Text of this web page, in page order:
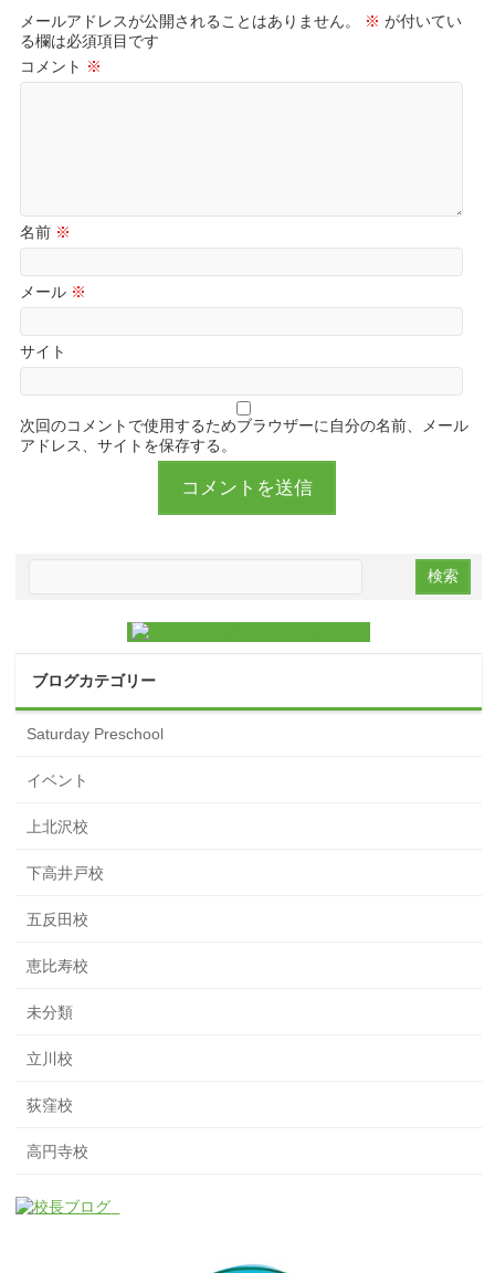
メールアドレスが公開されることはありません。 ※ が付いてい
る欄は必須項目です
コメント ※
名前 ※
メール ※
サイト
次回のコメントで使用するためブラウザーに自分の名前、メール
アドレス、サイトを保存する。
ブログカテゴリー
Saturday Preschool
イベント
上北沢校
下高井戸校
五反田校
恵比寿校
未分類
立川校
荻窪校
高円寺校